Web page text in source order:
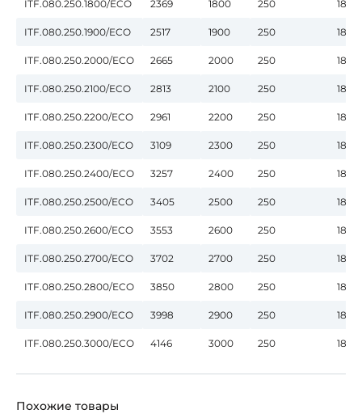
ITF.080.250.1800/ECO 2369 1800 250 180
ITF.080.250.1900/ECO 2517 1900 250 180
ITF.080.250.2000/ECO 2665 2000 250 180
ITF.080.250.2100/ECO 2813 2100 250 180
ITF.080.250.2200/ECO 2961 2200 250 180
ITF.080.250.2300/ECO 3109 2300 250 180
ITF.080.250.2400/ECO 3257 2400 250 180
ITF.080.250.2500/ECO 3405 2500 250 180
ITF.080.250.2600/ECO 3553 2600 250 180
ITF.080.250.2700/ECO 3702 2700 250 180
ITF.080.250.2800/ECO 3850 2800 250 180
ITF.080.250.2900/ECO 3998 2900 250 180
ITF.080.250.3000/ECO 4146 3000 250 180
Похожие товары